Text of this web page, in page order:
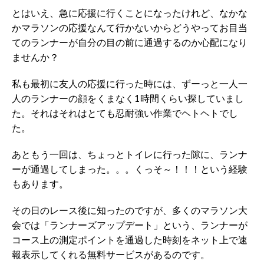
とはいえ、急に応援に行くことになったけれど、なかな
かマラソンの応援なんて行かないからどうやってお目当
てのランナーが自分の目の前に通過するのか心配になり
ませんか？
私も最初に友人の応援に行った時には、ずーっと一人一
人のランナーの顔をくまなく1時間くらい探していまし
た。それはそれはとても忍耐強い作業でヘトヘトでし
た。
あともう一回は、ちょっとトイレに行った隙に、ランナ
ーが通過してしまった。。。くっそ～！！！という経験
もあります。
その日のレース後に知ったのですが、多くのマラソン大
会では「ランナーズアップデート」という、ランナーが
コース上の測定ポイントを通過した時刻をネット上で速
報表示してくれる無料サービスがあるのです。